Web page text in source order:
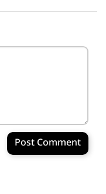
Post Comment